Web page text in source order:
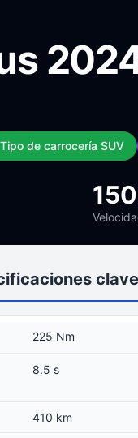
Tipo de carrocería SUV
clave
225 Nm
8.5 s
410 km